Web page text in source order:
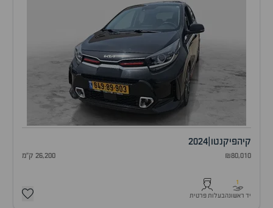
קיהפיקנטו 2024
₪80,010 26,200 ק"מ
1
יד ראשונהבעלות פרטית